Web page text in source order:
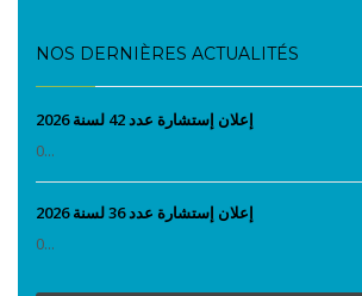
NOS DERNIÈRES ACTUALITÉS
إعلان إستشارة عدد 42 لسنة 2026
0...
إعلان إستشارة عدد 36 لسنة 2026
0...